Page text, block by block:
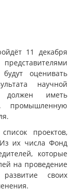
11 декабря
оценивать
научной
должен иметь
промышленную
проектов,
их числа Фонд
которые
на проведение
своих